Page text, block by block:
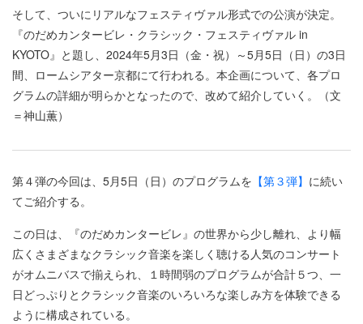
そして、ついにリアルなフェスティヴァル形式での公演が決定。
『のだめカンタービレ・クラシック・フェスティヴァル in
KYOTO』と題し、2024年5月3日（金・祝）～5月5日（日）の3日
間、ロームシアター京都にて行われる。本企画について、各プロ
グラムの詳細が明らかとなったので、改めて紹介していく。（文
＝神山薫）
第４弾の今回は、5月5日（日）のプログラムを 【第３弾】 に続い
てご紹介する。
この日は、『のだめカンタービレ』の世界から少し離れ、より幅
広くさまざまなクラシック音楽を楽しく聴ける人気のコンサート
がオムニバスで揃えられ、１時間弱のプログラムが合計５つ、一
日どっぷりとクラシック音楽のいろいろな楽しみ方を体験できる
ように構成されている。